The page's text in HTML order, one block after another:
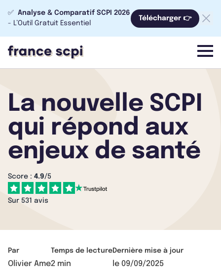
✅ Analyse & Comparatif SCPI 2026
- L’Outil Gratuit Essentiel
Télécharger 👉
menu
La nouvelle SCPI
qui répond aux
enjeux de santé
Score : 4.9/5
Sur 531 avis
Par
Olivier Ame
Temps de lecture
2 min
Dernière mise à jour
le 09/09/2025